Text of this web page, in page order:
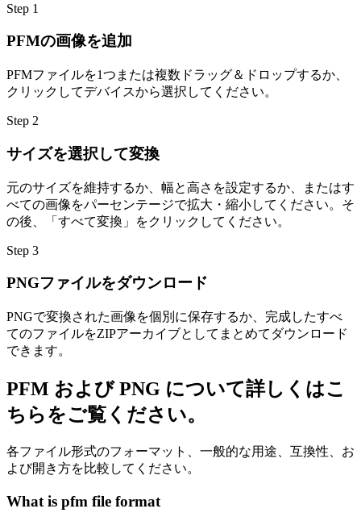
Step 1
PFMの画像を追加
PFMファイルを1つまたは複数ドラッグ＆ドロップするか、
クリックしてデバイスから選択してください。
Step 2
サイズを選択して変換
元のサイズを維持するか、幅と高さを設定するか、またはす
べての画像をパーセンテージで拡大・縮小してください。そ
の後、「すべて変換」をクリックしてください。
Step 3
PNGファイルをダウンロード
PNGで変換された画像を個別に保存するか、完成したすべ
てのファイルをZIPアーカイブとしてまとめてダウンロード
できます。
PFM および PNG について詳しくはこ
ちらをご覧ください。
各ファイル形式のフォーマット、一般的な用途、互換性、お
よび開き方を比較してください。
What is pfm file format